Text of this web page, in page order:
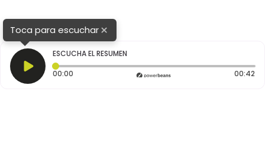
Toca para escuchar×
ESCUCHA EL RESUMEN
00:00 Tiempo transcurrido: 0 segundos 00:42